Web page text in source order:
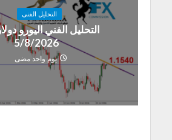
التحليل الفنى
التحليل الفني اليورو
5/8/2026
يوم واحد مضى